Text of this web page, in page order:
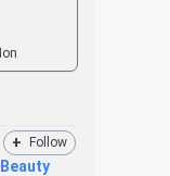
+ Follow